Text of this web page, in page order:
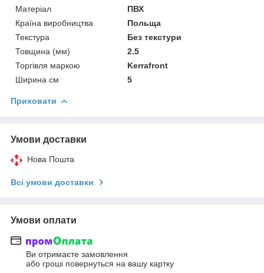
Матеріал
ПВХ
Країна виробництва
Польща
Текстура
Без текстури
Товщина (мм)
2.5
Торгівля маркою
Kerrafront
Ширина см
5
Приховати
Умови доставки
Нова Пошта
Всі умови доставки
Умови оплати
Ви отримаєте замовлення
або гроші повернуться на вашу картку